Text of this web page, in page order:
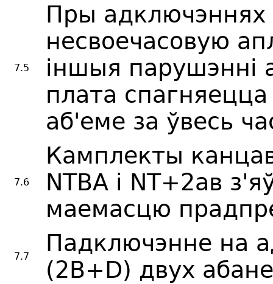
7.5
Пры адключэннях
несвоечасовую
іншыя парушэнні
плата
аб'еме за ўвесь
7.6
Камплекты
NTBA і NT+2ав
маемасцю
7.7
Падключэнне на
(2В+D) двух